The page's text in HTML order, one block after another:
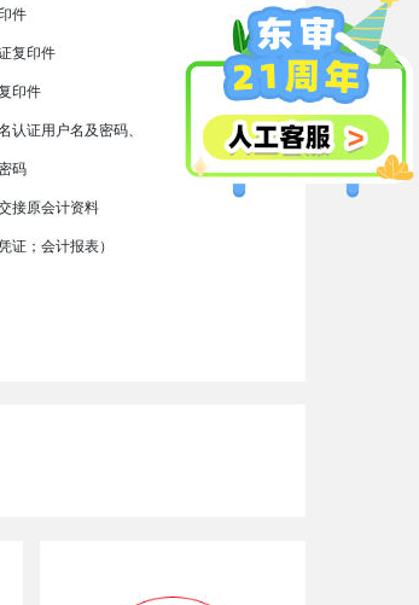
件
复印件
印件
认证用户名及密码、
码
接原会计资料
证；会计报表）